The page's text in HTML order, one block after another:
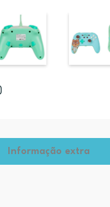
Informação extra